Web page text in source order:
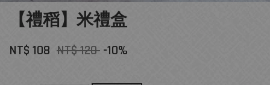
【禮稻】米禮盒
NT$ 108 NT$ 120 -10%